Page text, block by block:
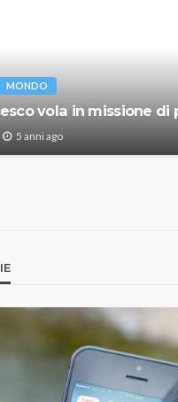
MONDO
vola in missione di
5 anni ago